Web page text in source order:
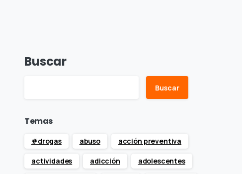
Buscar
Buscar
Temas
#drogas abuso acción preventiva
actividades adicción adolescentes